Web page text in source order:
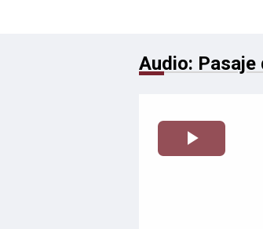
Audio: Pasaje